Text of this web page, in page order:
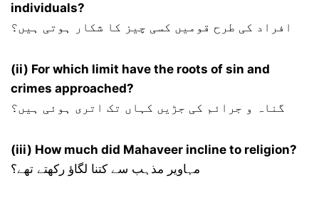
individuals?
افراد کی طرح قومیں کسی چیز کا شکار ہوتی ہیں؟
(ii) For which limit have the roots of sin and
crimes approached?
گناہ و جرائم کی جڑیں کہاں تک اتری ہوئی ہیں؟
(iii) How much did Mahaveer incline to religion?
مہاویر مذہب سے کتنا لگاؤ رکھتے تھے؟